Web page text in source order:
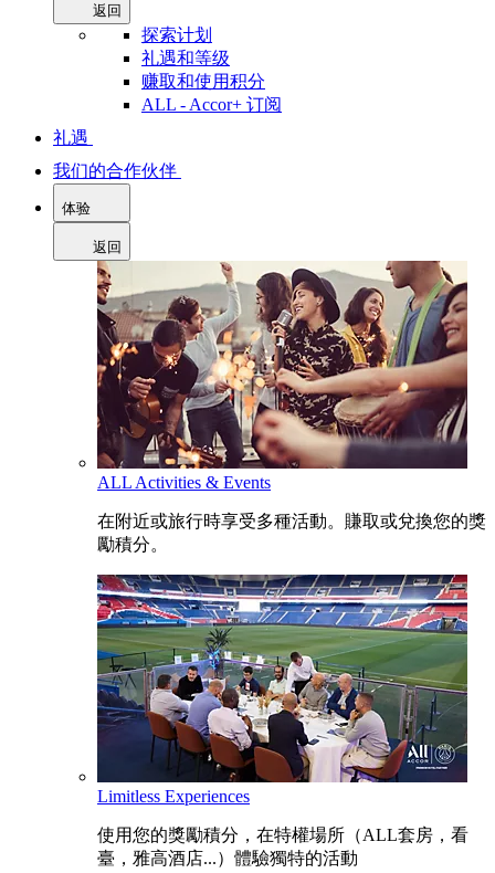
返回
探索计划
礼遇和等级
赚取和使用积分
ALL - Accor+ 订阅
礼遇
我们的合作伙伴
体验
返回
ALL Activities & Events
在附近或旅行時享受多種活動。賺取或兌換您的獎
勵積分。
Limitless Experiences
使用您的獎勵積分，在特權場所（ALL套房，看
臺，雅高酒店...）體驗獨特的活動